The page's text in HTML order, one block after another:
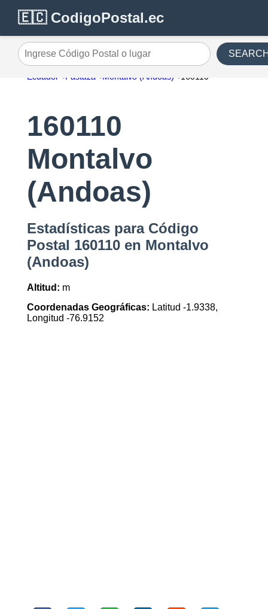
🇪🇨 CodigoPostal.ec
Ingrese Código Postal o lugar
Ecuador Pastaza Montalvo (Andoas) 160110
160110
Montalvo
(Andoas)
Estadísticas para Código
Postal 160110 en Montalvo
(Andoas)
Altitud: m
Coordenadas Geográficas: Latitud -1.9338,
Longitud -76.9152